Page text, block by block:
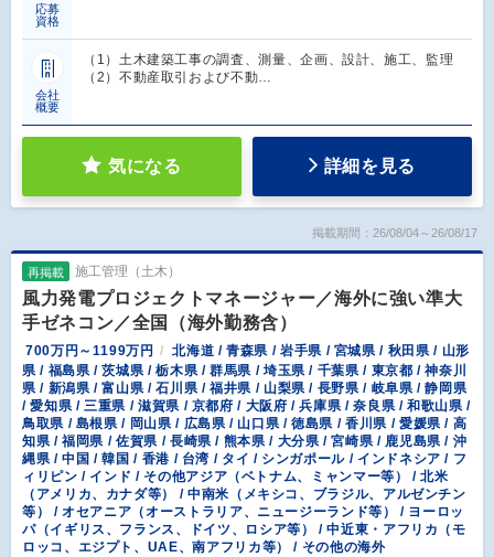
応募
資格
会社
概要
（1）土木建築工事の調査、測量、企画、設計、施工、監理
（2）不動産取引および不動…
気になる 詳細を見る
掲載期間：26/08/04～26/08/17
再掲載 施工管理（土木）
風力発電プロジェクトマネージャー／海外に強い準大
手ゼネコン／全国（海外勤務含）
700万円～1199万円
北海道 / 青森県 / 岩手県 / 宮城県 / 秋田県 / 山形
県 / 福島県 / 茨城県 / 栃木県 / 群馬県 / 埼玉県 / 千葉県 / 東京都 / 神奈川
県 / 新潟県 / 富山県 / 石川県 / 福井県 / 山梨県 / 長野県 / 岐阜県 / 静岡県
/ 愛知県 / 三重県 / 滋賀県 / 京都府 / 大阪府 / 兵庫県 / 奈良県 / 和歌山県 /
鳥取県 / 島根県 / 岡山県 / 広島県 / 山口県 / 徳島県 / 香川県 / 愛媛県 / 高
知県 / 福岡県 / 佐賀県 / 長崎県 / 熊本県 / 大分県 / 宮崎県 / 鹿児島県 / 沖
縄県 / 中国 / 韓国 / 香港 / 台湾 / タイ / シンガポール / インドネシア / フ
ィリピン / インド / その他アジア（ベトナム、ミャンマー等） / 北米
（アメリカ、カナダ等） / 中南米（メキシコ、ブラジル、アルゼンチン
等） / オセアニア（オーストラリア、ニュージーランド等） / ヨーロッ
パ（イギリス、フランス、ドイツ、ロシア等） / 中近東・アフリカ（モ
ロッコ、エジプト、UAE、南アフリカ等） / その他の海外